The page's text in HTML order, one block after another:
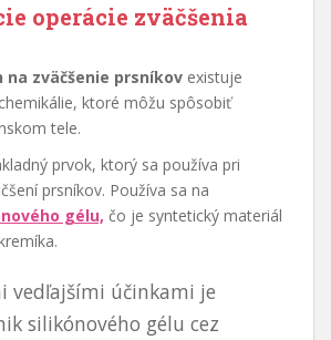
operácie zväčšenia
zväčšenie prsníkov existuje
ktoré môžu spôsobiť
tele.
prvok, ktorý sa používa pri
prsníkov. Používa sa na
gélu, čo je syntetický materiál
vedľajšími účinkami je
silikónového gélu cez